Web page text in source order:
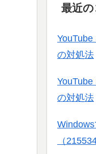
最近
の対処法
の対処法
（